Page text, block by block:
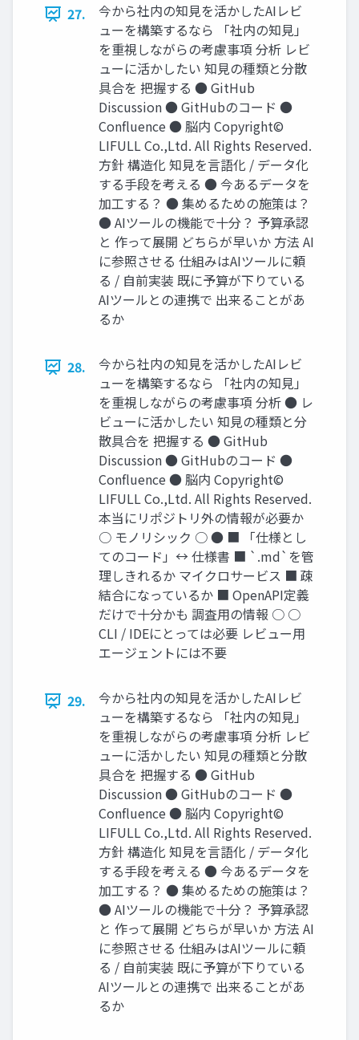
27.
今から社内の知⾒を活かしたAIレビ
ューを構築するなら 「社内の知⾒」
を重視しながらの考慮事項 分析 レビ
ューに活かしたい 知⾒の種類と分散
具合を 把握する ● GitHub
Discussion ● GitHubのコード ●
Conﬂuence ● 脳内 Copyright©
LIFULL Co.,Ltd. All Rights Reserved.
⽅針 構造化 知⾒を⾔語化 / データ化
する⼿段を考える ● 今あるデータを
加工する？ ● 集めるための施策は？
● AIツールの機能で十分？ 予算承認
と 作って展開 どちらが早いか ⽅法 AI
に参照させる 仕組みはAIツールに頼
る / ⾃前実装 既に予算が下りている
AIツールとの連携で 出来ることがあ
るか
28.
今から社内の知⾒を活かしたAIレビ
ューを構築するなら 「社内の知⾒」
を重視しながらの考慮事項 分析 ● レ
ビューに活かしたい 知⾒の種類と分
散具合を 把握する ● GitHub
Discussion ● GitHubのコード ●
Conﬂuence ● 脳内 Copyright©
LIFULL Co.,Ltd. All Rights Reserved.
本当にリポジトリ外の情報が必要か
○ モノリシック ○ ● ■ 「仕様とし
てのコード」↔ 仕様書 ■ `.md`を管
理しきれるか マイクロサービス ■ 疎
結合になっているか ■ OpenAPI定義
だけで⼗分かも 調査⽤の情報 ○ ○
CLI / IDEにとっては必要 レビュー⽤
エージェントには不要
29.
今から社内の知⾒を活かしたAIレビ
ューを構築するなら 「社内の知⾒」
を重視しながらの考慮事項 分析 レビ
ューに活かしたい 知⾒の種類と分散
具合を 把握する ● GitHub
Discussion ● GitHubのコード ●
Conﬂuence ● 脳内 Copyright©
LIFULL Co.,Ltd. All Rights Reserved.
⽅針 構造化 知⾒を⾔語化 / データ化
する⼿段を考える ● 今あるデータを
加工する？ ● 集めるための施策は？
● AIツールの機能で十分？ 予算承認
と 作って展開 どちらが早いか ⽅法 AI
に参照させる 仕組みはAIツールに頼
る / ⾃前実装 既に予算が下りている
AIツールとの連携で 出来ることがあ
るか